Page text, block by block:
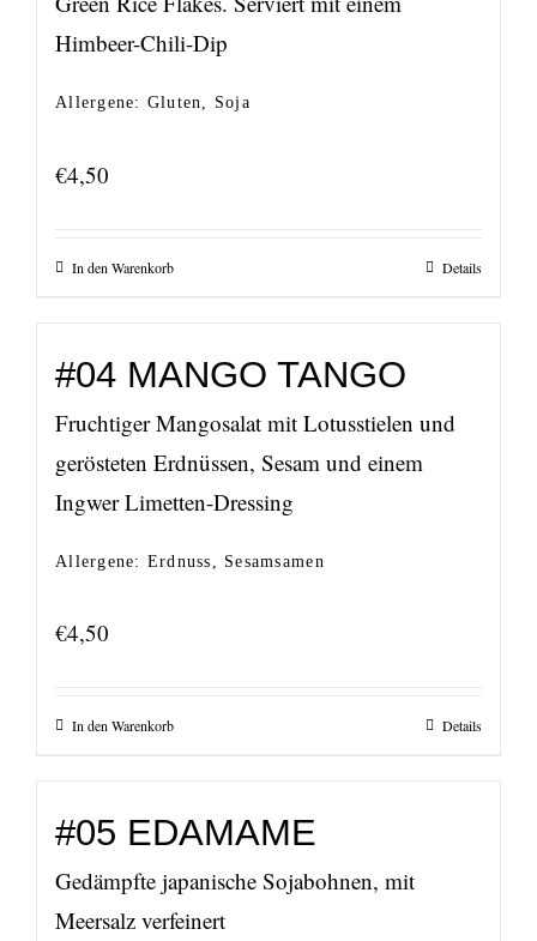
Himbeer-Chili-Dip
Allergene: Gluten, Soja
€4,50
In den Warenkorb Details
#04 MANGO TANGO
Fruchtiger Mangosalat mit Lotusstielen und
gerösteten Erdnüssen, Sesam und einem
Ingwer Limetten-Dressing
Allergene: Erdnuss, Sesamsamen
€4,50
In den Warenkorb Details
#05 EDAMAME
Gedämpfte japanische Sojabohnen, mit
Meersalz verfeinert